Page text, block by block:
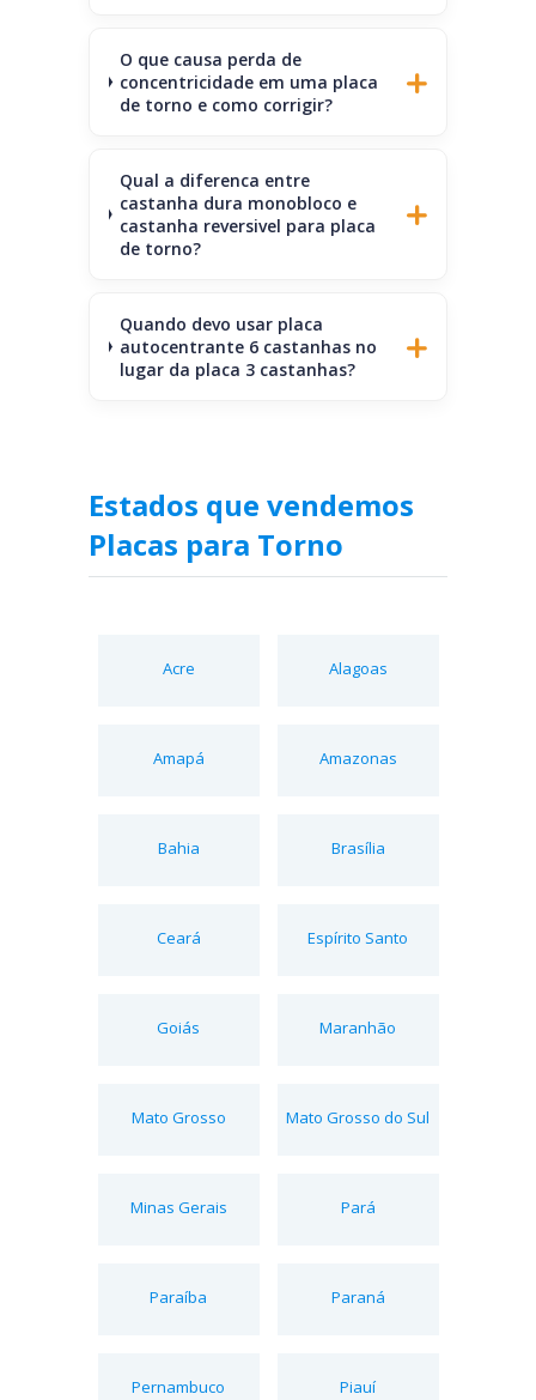
O que causa perda de
concentricidade em uma placa
de torno e como corrigir?
Qual a diferenca entre
castanha dura monobloco e
castanha reversivel para placa
de torno?
Quando devo usar placa
autocentrante 6 castanhas no
lugar da placa 3 castanhas?
Estados que vendemos
Placas para Torno
Acre Alagoas
Amapá Amazonas
Bahia Brasília
Ceará Espírito Santo
Goiás Maranhão
Mato Grosso Mato Grosso do Sul
Minas Gerais Pará
Paraíba Paraná
Pernambuco Piauí